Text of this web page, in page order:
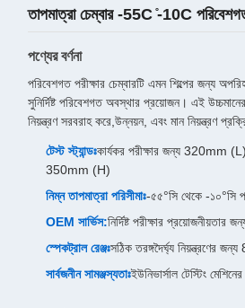
তাপমাত্রা চেম্বার -55C ̊-10C পরিবেশগত
পণ্যের বর্ণনা
পরিবেশগত পরীক্ষার চেম্বারটি এমন শিল্পের জন্য
সুনির্দিষ্ট পরিবেশগত অবস্থার প্রয়োজন। এই
নিয়ন্ত্রণ সরবরাহ করে,উন্নয়ন, এবং মান নিয়ন্ত্রণ
টেস্ট স্ট্যান্ডঃকার্যকর পরীক্ষার জন্য
350mm (H)
নিম্ন তাপমাত্রা পরিসীমাঃ-৫৫°সি থেকে -১০°সি
OEM সার্ভিস:নির্দিষ্ট পরীক্ষার প্রয়োজনীয়তার
স্পেকট্রাল রেঞ্জঃসঠিক তরঙ্গদৈর্ঘ্য নিয়ন্ত্রণের
সার্বজনীন সামঞ্জস্যতাঃইউনিভার্সাল টেস্টিং